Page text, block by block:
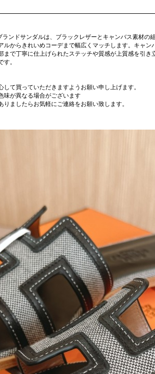
ンドサンダルは、ブラックレザーとキャンバス素材の
ルからきれいめコーデまで幅広くマッチします。キャ
まで丁寧に仕上げられたステッチや質感が上質感を引
。
て買っていただきますようお願い申し上げます。
味が異なる場合がございます
ましたらお気軽にご連絡をお願い致します。